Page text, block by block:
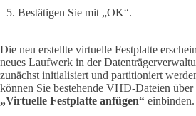
Bestätigen Sie mit „OK“.
Die neu erstellte virtuelle Festplatte
neues Laufwerk in der
zunächst initialisiert und partitioniert
können Sie bestehende VHD-Dateien über
„Virtuelle Festplatte anfügen“ einbinden.